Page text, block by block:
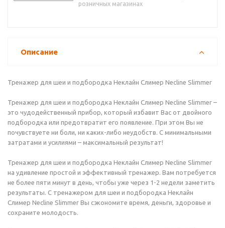
розничных магазинах
Описание
Тренажер для шеи и подбородка Неклайн Слимер Necline Slimmer
Тренажер для шеи и подбородка Неклайн Слимер Necline Slimmer –
это чудодейственный прибор, который избавит Вас от двойного
подбородка или предотвратит его появление. При этом Вы не
почувствуете ни боли, ни каких-либо неудобств. С минимальными
затратами и усилиями – максимальный результат!
Тренажер для шеи и подбородка Неклайн Слимер Necline Slimmer
на удивление простой и эффективный тренажер. Вам потребуется
не более пяти минут в день, чтобы уже через 1-2 недели заметить
результаты. С тренажером для шеи и подбородка Неклайн
Слимер Necline Slimmer Вы сэкономите время, деньги, здоровье и
сохраните молодость.